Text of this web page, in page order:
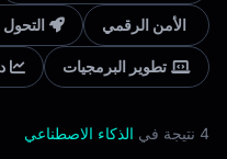
الأمن الرقمي
تطوير البرمجيات
4 نتيجة في الذكاء الاصطناعي